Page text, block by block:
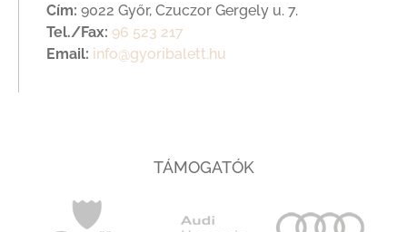
Cím: 9022 Győr, Czuczor Gergely u. 7.
Tel./Fax: 96 523 217
Email: info@gyoribalett.hu
TÁMOGATÓK